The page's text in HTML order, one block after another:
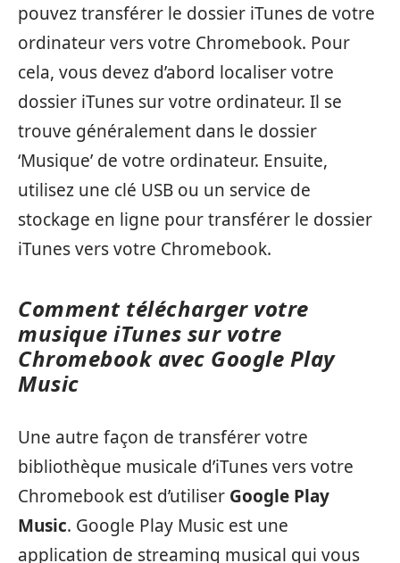
pouvez transférer le dossier iTunes de votre
ordinateur vers votre Chromebook. Pour
cela, vous devez d’abord localiser votre
dossier iTunes sur votre ordinateur. Il se
trouve généralement dans le dossier
‘Musique’ de votre ordinateur. Ensuite,
utilisez une clé USB ou un service de
stockage en ligne pour transférer le dossier
iTunes vers votre Chromebook.
Comment télécharger votre
musique iTunes sur votre
Chromebook avec Google Play
Music
Une autre façon de transférer votre
bibliothèque musicale d’iTunes vers votre
Chromebook est d’utiliser Google Play
Music. Google Play Music est une
application de streaming musical qui vous